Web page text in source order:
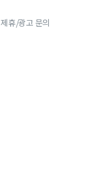
제휴/광고 문의